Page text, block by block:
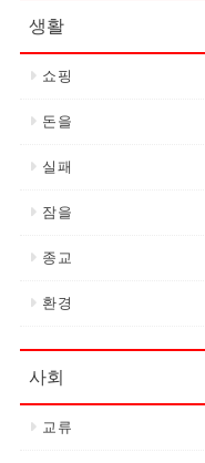
생활
쇼핑
돈을
실패
잠을
종교
환경
사회
교류